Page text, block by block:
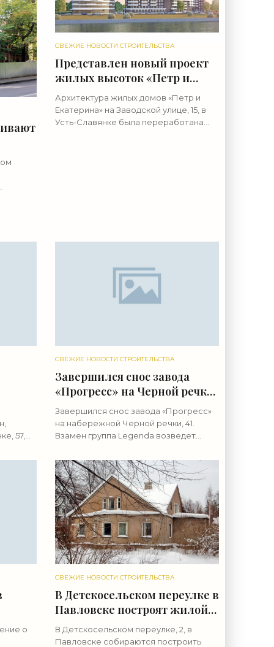
СВЕЖИЕ НОВОСТИ СТРОИТЕЛЬСТВА
Представлен новый проект
жилых высоток «Петр и
Екатерина» в Усть-Славянке
- «Свежие новости
строительства»
Архитектура жилых домов «Петр и
Екатерина» на Заводской улице, 15, в
Усть-Славянке была переработана
-
57,
СВЕЖИЕ НОВОСТИ СТРОИТЕЛЬСТВА
Завершился снос завода
«Прогресс» на Черной речке
под жилье - «Свежие
новости строительства»
Завершился снос завода «Прогресс»
на набережной Черной речки, 41.
Взамен группа Legenda возведет
года стало известно, что группа
Legenda выкупила два земельных
о
СВЕЖИЕ НОВОСТИ СТРОИТЕЛЬСТВА
В Детскосельском переулке в
Павловске построят жилой
дом - «Свежие новости
строительства»
В Детскосельском переулке, 2, в
Павловске собираются построить